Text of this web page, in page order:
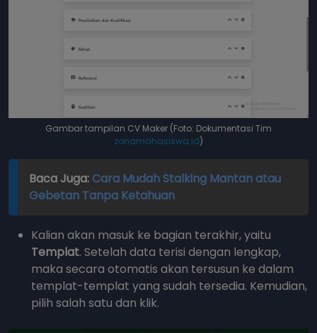
Gambar tampilan CV Maker (Foto: Dokumentasi Tim
zonamahasiswa.id)
Baca Juga: Cara Mudah Stalking Mantan atau
Gebetan Tanpa Ketahuan
Kalian akan masuk ke bagian terakhir, yaitu
Templat. Setelah data terisi dengan lengkap,
maka secara otomatis akan tersusun ke dalam
templat-templat yang sudah tersedia. Kemudian,
pilih salah satu dan klik.